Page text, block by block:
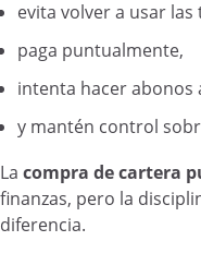
evita volver a usar
paga puntualmente,
intenta hacer abonos
y mantén control
La compra de cartera
finanzas, pero la
diferencia.